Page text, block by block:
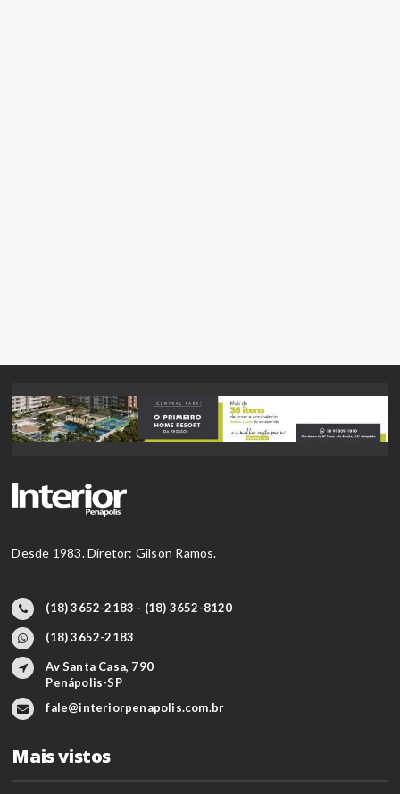
Desde 1983. Diretor: Gilson Ramos.
(18) 3652-2183 - (18) 3652-8120
(18) 3652-2183
Av Santa Casa, 790
Penápolis-SP
fale@interiorpenapolis.com.br
Mais vistos